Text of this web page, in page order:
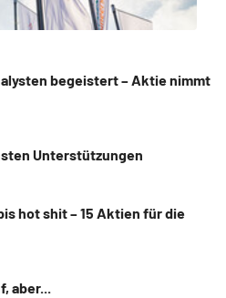
begeistert – Aktie nimmt
Unterstützungen
hot shit – 15 Aktien für die
aber...